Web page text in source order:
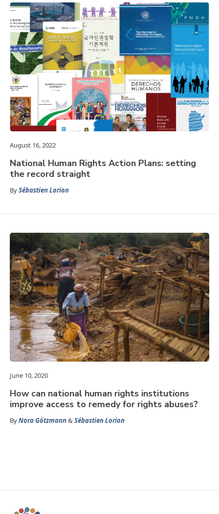
August 16, 2022
National Human Rights Action Plans: setting
the record straight
BySébastien Lorion
June 10, 2020
How can national human rights institutions
improve access to remedy for rights abuses?
ByNora Götzmann&Sébastien Lorion